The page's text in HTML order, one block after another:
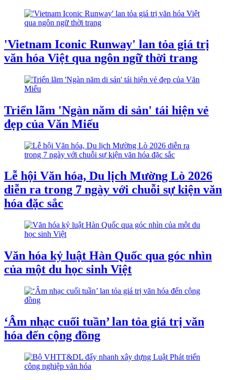
'Vietnam Iconic Runway' lan tỏa giá trị
văn hóa Việt qua ngôn ngữ thời trang
Triển lãm 'Ngàn năm di sản' tái hiện vẻ
đẹp của Văn Miếu
Lễ hội Văn hóa, Du lịch Mường Lò 2026
diễn ra trong 7 ngày với chuỗi sự kiện văn
hóa đặc sắc
Văn hóa kỷ luật Hàn Quốc qua góc nhìn
của một du học sinh Việt
‘Âm nhạc cuối tuần’ lan tỏa giá trị văn
hóa đến cộng đồng